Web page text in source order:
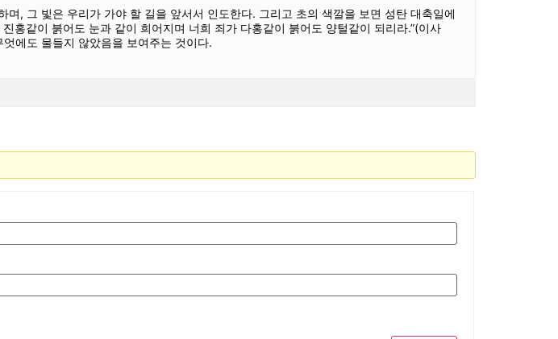
, 그 빛은 우리가 가야 할 길을 앞서서 인도한다. 그리고 초의 색깔을 보면 성탄 대축일에
홍같이 붉어도 눈과 같이 희어지며 너희 죄가 다홍같이 붉어도 양털같이 되리라.”(이사
에도 물들지 않았음을 보여주는 것이다.